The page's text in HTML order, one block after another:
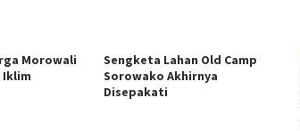
Morowali
Sengketa Lahan Old Camp
Sorowako Akhirnya
Disepakati